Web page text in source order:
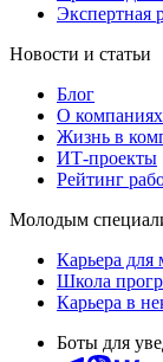
Экспертная
Новости и статьи
Блог
О
Жизнь в
ИТ-проекты
Рейтинг
Молодым
Карьера для
Школа
Карьера в
Боты для